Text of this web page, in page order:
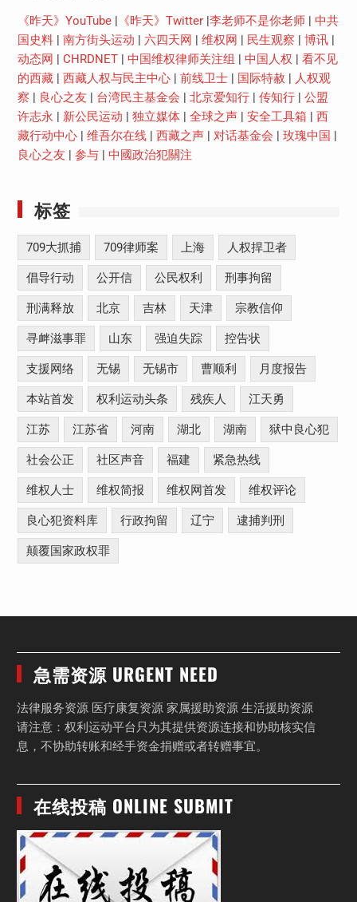
《昨天》YouTube| 《昨天》Twitter| 李老师不是你老师| 中共
国史料| 南方街头运动 六四天网 维权网 民生观察 博讯|
动态网
CHRDNET| 中国维权律师关注组 中国人权
看不见
的西藏| 西藏人权与民主中心| 前线卫士| 国际特赦
人权观
察
良心之友 台湾民主基金会 北京爱知行| 传知行| 公盟
许志永
新公民运动 独立媒体| 全球之声| 安全工具箱
西
藏行动中心| 维吾尔在线| 西藏之声| 对话基金会 玫瑰中国
良心之友
参与| 中國政治犯關注
标签
709大抓捕 709律师案 上海 人权捍卫者
倡导行动 公开信 公民权利 刑事拘留
刑满释放 北京 吉林 天津 宗教信仰
寻衅滋事罪 山东 强迫失踪 控告状
支援网络 无锡 无锡市 曹顺利 月度报告
本站首发 权利运动头条 残疾人 江天勇
江苏 江苏省 河南 湖北 湖南 狱中良心犯
社会公正 社区声音 福建 紧急热线
维权人士 维权简报 维权网首发 维权评论
良心犯资料库 行政拘留 辽宁 逮捕判刑
颠覆国家政权罪
急需资源 URGENT NEED
法律服务资源 医疗康复资源 家属援助资源 生活援助资源
请注意：权利运动平台只为其提供资源连接和协助核实信
息，不协助转账和经手资金捐赠或者转赠事宜。
在线投稿 ONLINE SUBMIT